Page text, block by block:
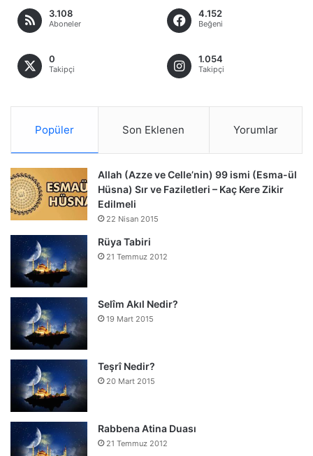
3.108
Aboneler
4.152
Beğeni
0
Takipçi
1.054
Takipçi
Popüler Son Eklenen Yorumlar
Allah (Azze ve Celle’nin) 99 ismi (Esma-ül
Hüsna) Sır ve Faziletleri – Kaç Kere Zikir
Edilmeli
22 Nisan 2015
Rüya Tabiri
21 Temmuz 2012
Selîm Akıl Nedir?
19 Mart 2015
Teşrî Nedir?
20 Mart 2015
Rabbena Atina Duası
21 Temmuz 2012